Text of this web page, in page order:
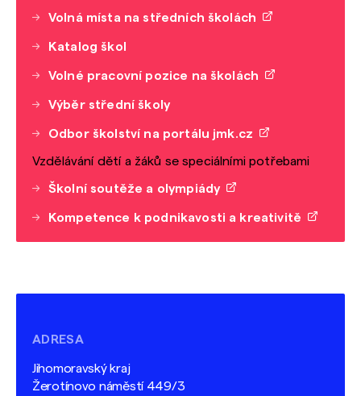
Volná místa na středních školách
Katalog škol
Volné pracovní pozice na školách
Výběr střední školy
Odbor školství na portálu jmk.cz
Vzdělávání dětí a žáků se speciálními potřebami
Školní soutěže a olympiády
Kompetence k podnikavosti a kreativitě
ADRESA
Jihomoravský kraj
Žerotínovo náměstí 449/3